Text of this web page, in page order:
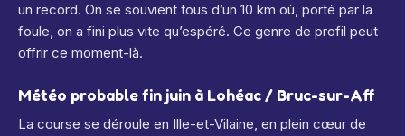
un record. On se souvient tous d’un 10 km où, porté par la
foule, on a fini plus vite qu’espéré. Ce genre de profil peut
offrir ce moment-là.
Météo probable fin juin à Lohéac / Bruc-sur-Aff
La course se déroule en Ille-et-Vilaine, en plein cœur de